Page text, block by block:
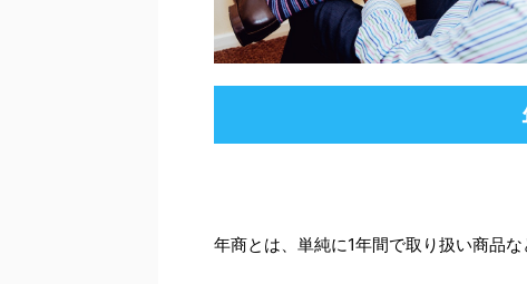
年商とは、単純に1年間で取り扱い商品